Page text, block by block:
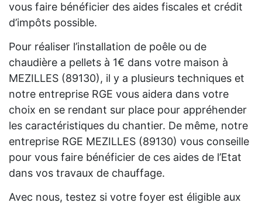
vous faire bénéficier des aides fiscales et crédit
d’impôts possible.
Pour réaliser l’installation de poêle ou de
chaudière a pellets à 1€ dans votre maison à
MEZILLES (89130), il y a plusieurs techniques et
notre entreprise RGE vous aidera dans votre
choix en se rendant sur place pour appréhender
les caractéristiques du chantier. De même, notre
entreprise RGE MEZILLES (89130) vous conseille
pour vous faire bénéficier de ces aides de l’Etat
dans vos travaux de chauffage.
Avec nous, testez si votre foyer est éligible aux